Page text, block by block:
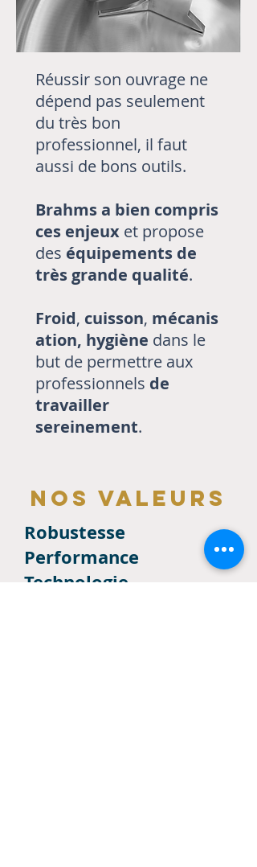
Réussir son ouvrage ne
dépend pas seulement
du très bon
professionnel, il faut
aussi de bons outils.
Brahms a bien compris
ces enjeux et propose
des équipements de
très grande qualité.
Froid, cuisson, mécanis
ation, hygiène dans le
but de permettre aux
professionnels de
travailler
sereinement.
NOS VALEURS
Robustesse
Performance
Technologie